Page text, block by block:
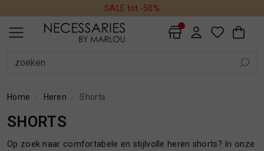
DAMES
AVONDKLEDING
HEREN
ACCESSOIRES
WONEN
INTERIEUR
SALE
ALLE DAMES
SALE
AVONDKLEDING
BADMODE
BEAUTY
BLAZERS
BLOUSES
BROEKEN
HANDSCHOENEN
HOEDEN
JASSEN
JEANS
JUMPSUITS
JURKEN
MUTSEN
REGENLAARZEN
ROKKEN
SCHOENEN
SHORTS
SIERADEN
SJAALS
SOKKEN
SPORTKLEDING
TASSEN
TOPS EN SHIRTS
TRUIEN
VESTEN
ALLE HEREN
SALE
ACCESSOIRES
BEAUTY
BROEKEN
COLBERTS
HOEDEN EN PETTEN
JASSEN
JEANS
OVERHEMDEN
OVERSHIRTS
POLO'S
SCHOENEN EN REGENLAARZEN
SHORTS
SJAALS
SOKKEN
T-SHIRTS
TASSEN EN RUGZAKKEN
TRUIEN
VESTEN
ALLE WONEN
HONDEN
INTERIEUR
KUSSENS
PLAIDS
DAMES
HEREN
SALE tot -50%
Home Heren Shorts
SHORTS
Op zoek naar comfortabele en stijlvolle heren shorts? In onze